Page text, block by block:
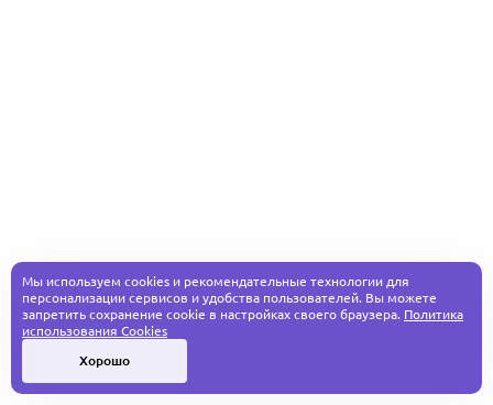
Мы используем cookies и рекомендательные технологии для
персонализации сервисов и удобства пользователей. Вы можете
запретить сохранение cookie в настройках своего браузера. Политика
использования Cookies
Хорошо